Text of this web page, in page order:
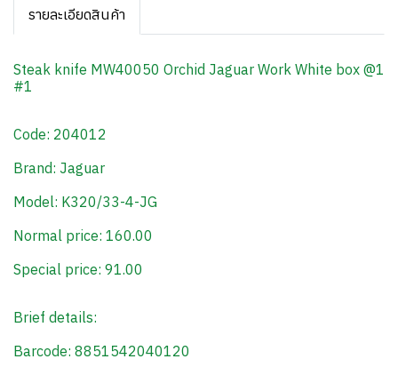
รายละเอียดสินค้า
Steak knife MW40050 Orchid Jaguar Work White box @1
#1
Code: 204012
Brand: Jaguar
Model: K320/33-4-JG
Normal price: 160.00
Special price: 91.00
Brief details:
Barcode: 8851542040120